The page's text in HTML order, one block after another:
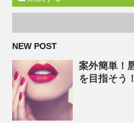
NEW POST
案外簡単！
を目指そう！